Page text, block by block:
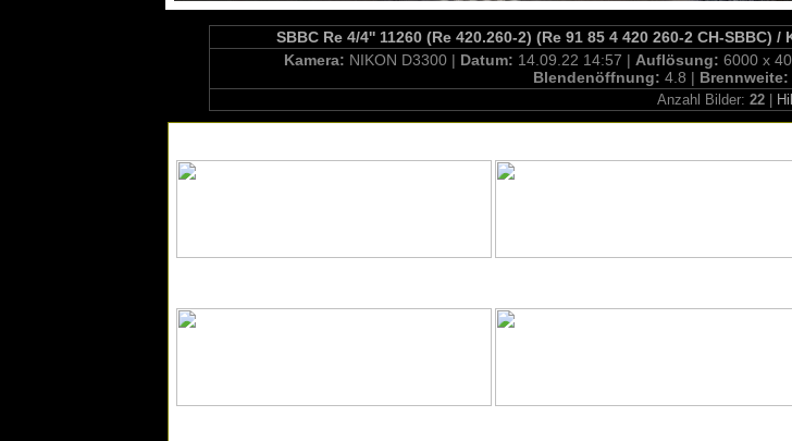
SBBC Re 4/4'' 11260 (Re 420.260-2) (Re 91 85 4 420 260-2 CH-SBBC)
Kamera: NIKON D3300 | Datum: 14.09.22 14:57 | Auflösung: 6000 x
Blendenöffnung: 4.8 | Brennweite:
Anzahl Bilder: 22